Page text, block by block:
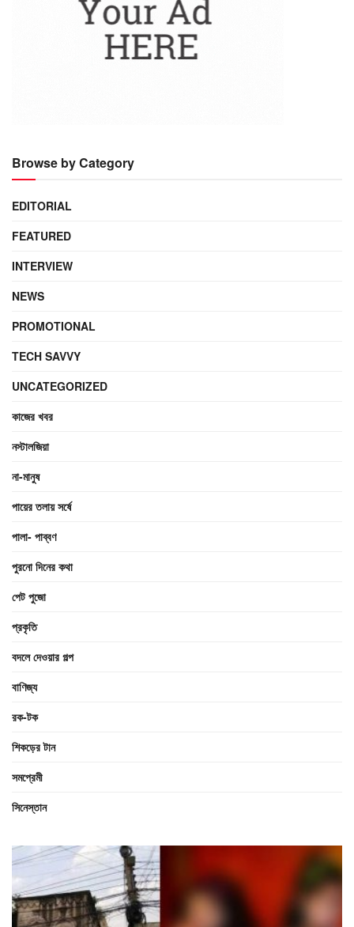
Browse by Category
EDITORIAL
FEATURED
INTERVIEW
NEWS
PROMOTIONAL
TECH SAVVY
UNCATEGORIZED
কাজের খবর
নস্টালজিয়া
না-মানুষ
পায়ের তলায় সর্ষে
পালা- পাব্বণ
পুরনো দিনের কথা
পেট পুজো
প্রকৃতি
বদলে দেওয়ার গল্প
বাণিজ্য
রক-টক
শিকড়ের টান
সমপ্রেমী
সিনেস্তান